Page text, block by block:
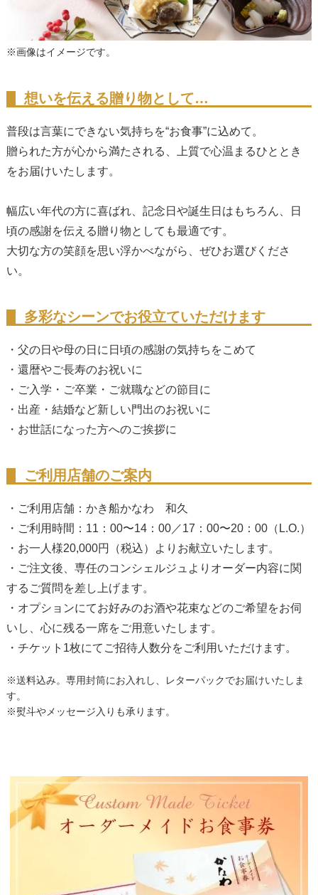
※画像はイメージです。
想いを伝える贈り物として…
普段は言葉にできない気持ちを“お食事”に込めて。
贈られた方が心から満たされる、上質で心温まるひととき
をお届けいたします。
幅広い年代の方に喜ばれ、記念日や誕生日はもちろん、日
頃の感謝を伝える贈り物としても最適です。
大切な方の笑顔を思い浮かべながら、ぜひお選びくださ
い。
多彩なシーンでお役立ていただけます
・父の日や母の日に日頃の感謝の気持ちをこめて
・還暦やご長寿のお祝いに
・ご入学・ご卒業・ご就職などの節目に
・出産・結婚など新しい門出のお祝いに
・お世話になった方へのご挨拶に
ご利用店舗のご案内
・ご利用店舗：かき船かなわ 和久
・ご利用時間：11：00〜14：00／17：00〜20：00（L.O.）
・お一人様20,000円（税込）よりお献立いたします。
・ご注文後、専任のコンシェルジュよりオーダー内容に関
するご質問を差し上げます。
・オプションにてお好みのお酒や花束などのご希望をお伺
いし、心に残る一席をご用意いたします。
・チケット1枚にてご招待人数分をご利用いただけます。
※送料込み。専用封筒にお入れし、レターパックでお届けいたしま
す。
※熨斗やメッセージ入りも承ります。